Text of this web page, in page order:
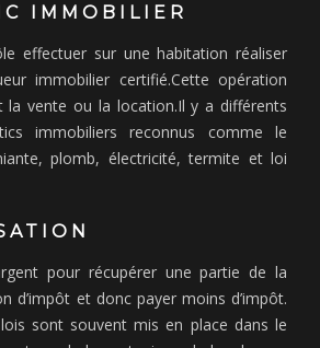
IMMOBILIER
effectuer sur une habitation réaliser
immobilier certifié.Cette opération
la vente ou la location.Il y a différents
immobiliers reconnus comme le
plomb, électricité, termite et loi
pour récupérer une partie de la
d’impôt et donc payer moins d’impôt.
sont souvent mis en place dans le